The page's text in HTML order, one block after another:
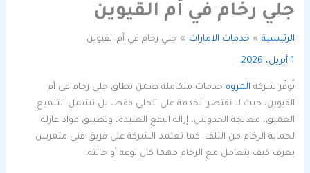
جلي رخام في أم القيوين
الرئيسية خدمات الامارات جلي رخام في أم القيوين
1 أبريل، 2026
تُوفّر شركة المروة خدمات متكاملة ضمن نطاق جلي رخام في أم
القيوين، حيث لا تقتصر الخدمة على الجلي فقط، بل تشمل التلميع
العميق، معالجة الخدوش، إزالة البقع العنيدة، وتطبيق مواد عازلة
لحماية الرخام من التلف. كما تعتمد الشركة على فريق فني متمرس
يعرف كيف يتعامل مع الرخام مهما كان نوعه أو حالته.